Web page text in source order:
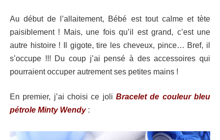
Au début de l’allaitement, Bébé est tout calme et tète
paisiblement ! Mais, une fois qu’il est grand, c’est une
autre histoire ! Il gigote, tire les cheveux, pince… Bref, il
s’occupe !!! Du coup j’ai pensé à des accessoires qui
pourraient occuper autrement ses petites mains !
En premier, j’ai choisi ce joli Bracelet de couleur bleu
pétrole Minty Wendy: